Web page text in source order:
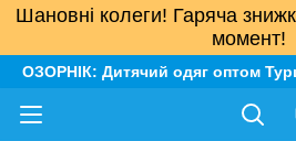
Шановні колеги! Гаряча
момент!
ОЗОРНІК: Дитячий одяг оптом